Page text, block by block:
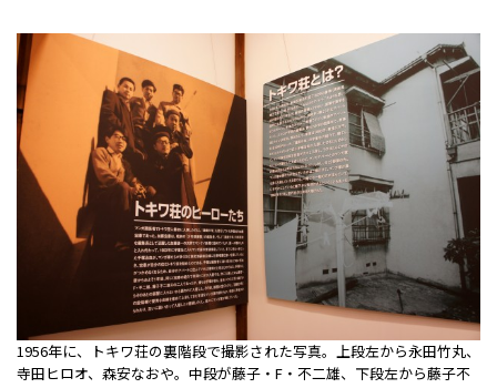
1956年に、トキワ荘の裏階段で撮影された写真。上段左から永田竹丸、
寺田ヒロオ、森安なおや。中段が藤子・F・不二雄、下段左から藤子不